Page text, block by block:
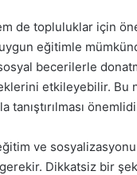
de topluluklar için
eğitimle
sosyal becerilerle
etkileyebilir.
ve
Dikkatsiz bir